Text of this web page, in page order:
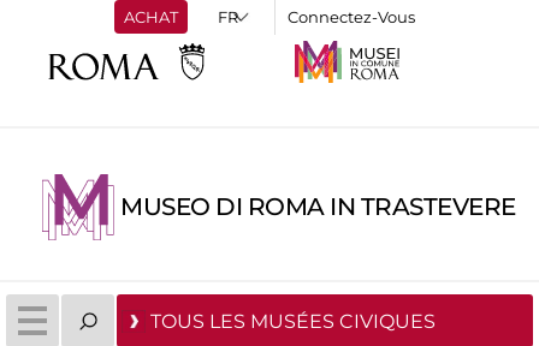
ACHAT Connectez-Vous
MUSEO DI ROMA IN TRASTEVERE
TOUS LES MUSÉES CIVIQUES